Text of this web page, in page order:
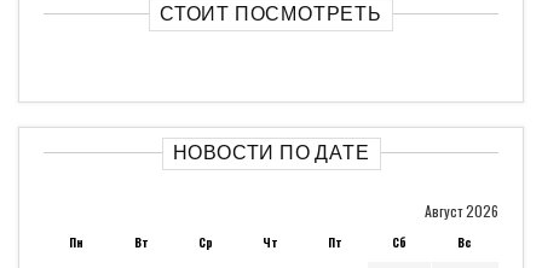
СТОИТ ПОСМОТРЕТЬ
НОВОСТИ ПО ДАТЕ
Август 2026
Пн Вт Ср Чт Пт Сб Вс